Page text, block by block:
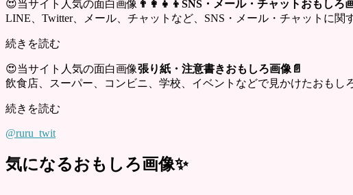
😍当サイト人気の面白画像 👨‍👩‍👧‍👦SNS・メール・チャットおもしろ
LINE、Twitter、メール、チャットなど、SNS・メール・チャットに関
続きを読む
😍当サイト人気の面白画像張り紙・注意書きおもしろ画像📄
飲食店、スーパー、コンビニ、学校、イベントなどで見かけたおもし
続きを読む
@ruru_twit
気になるおもしろ画像✨